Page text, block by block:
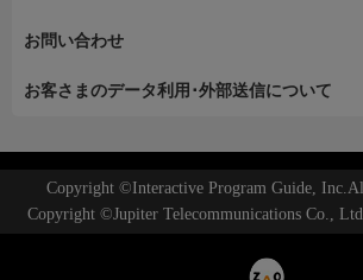
お問い合わせ
お客さまのデータ利用･外部送信について
Copyright ©Interactive Program Guide,
Copyright ©Jupiter Telecommunications Co.,